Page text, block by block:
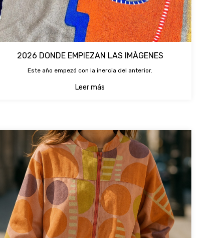
2026 DONDE EMPIEZAN LAS IMÀGENES
Este año empezó con la inercia del anterior.
Leer más